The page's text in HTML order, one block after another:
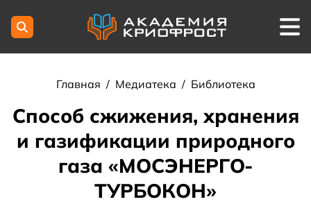
Главная / Медиатека / Библиотека
Способ сжижения, хранения
и газификации природного
газа «МОСЭНЕРГО-
ТУРБОКОН»